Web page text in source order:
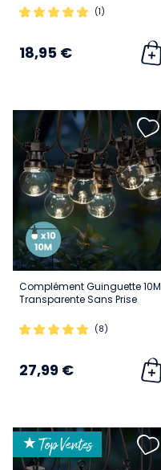
(1)
18,95 €
Complément Guinguette 10M
Transparente Sans Prise
(8)
27,99 €
★ Top Ventes